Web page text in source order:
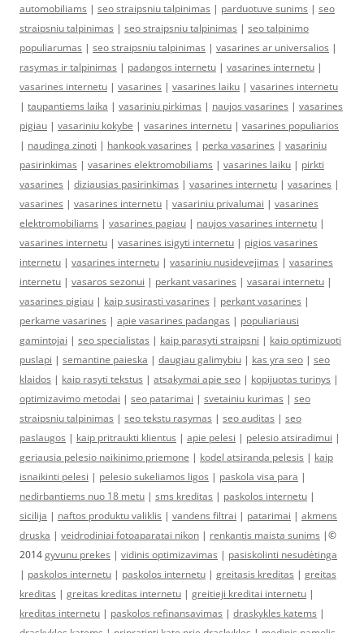
automobiliams | seo straipsniu talpinimas | parduotuve sunims | seo
straipsniu talpinimas | seo straipsniu talpinimas | seo talpinimo
populiarumas | seo straipsniu talpinimas | vasarines ar universalios |
rasymas ir talpinimas | padangos internetu | vasarines internetu |
vasarines internetu | vasarines | vasarines laiku | vasarines internetu
| taupantiems laika | vasariniu pirkimas | naujos vasarines | vasarines
pigiau | vasariniu kokybe | vasarines internetu | vasarines populiarios
| naudinga zinoti | hankook vasarines | perka vasarines | vasariniu
pasirinkimas | vasarines elektromobiliams | vasarines laiku | pirkti
vasarines | diziausias pasirinkimas | vasarines internetu | vasarines |
vasarines | vasarines internetu | vasariniu privalumai | vasarines
elektromobiliams | vasarines pagiau | naujos vasarines internetu |
vasarines internetu | vasarines isigyti internetu | pigios vasarines
internetu | vasarines internetu | vasariniu nusidevejimas | vasarines
internetu | vasaros sezonui | perkant vasarines | vasarai internetu |
vasarines pigiau | kaip susirasti vasarines | perkant vasarines |
perkame vasarines | apie vasarines padangas | populiariausi
gamintojai | seo specialistas | kaip parasyti straipsni | kaip optimizuoti
puslapi | semantine paieska | daugiau galimybiu | kas yra seo | seo
klaidos | kaip rasyti tekstus | atsakymai apie seo | kopijuotas turinys |
optimizavimo metodai | seo patarimai | svetainiu kurimas | seo
straipsniu talpinimas | seo tekstu rasymas | seo auditas | seo
paslaugos | kaip pritraukti klientus | apie pelesi | pelesio atsiradimui |
geriausia pelesio naikinimo priemone | kodel atsiranda pelesis | kaip
isnaikinti pelesi | pelesio sukeliamos ligos | paskola visa para |
nedirbantiems nuo 18 metu | sms kreditas | paskolos internetu |
sicilija | naftos produktu valiklis | vandens filtrai | patarimai | akmens
druska | veidrodiniai fotoaparatai nikon | renkantis maista sunims |©
2014gyvunu prekes | vidinis optimizavimas | pasiskolinti nesudėtinga
| paskolos internetu | paskolos internetu | greitasis kreditas | greitas
kreditas | greitas kreditas internetu | greitieji kreditai internetu |
kreditas internetu | paskolos refinansavimas | draskykles katems |